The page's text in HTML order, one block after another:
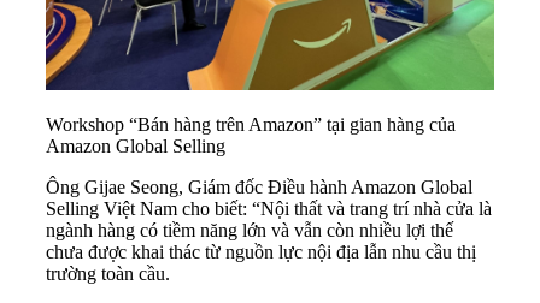
Workshop “Bán hàng trên Amazon” tại gian hàng của
Amazon Global Selling
Ông Gijae Seong, Giám đốc Điều hành Amazon Global
Selling Việt Nam cho biết: “Nội thất và trang trí nhà cửa là
ngành hàng có tiềm năng lớn và vẫn còn nhiều lợi thế
chưa được khai thác từ nguồn lực nội địa lẫn nhu cầu thị
trường toàn cầu.